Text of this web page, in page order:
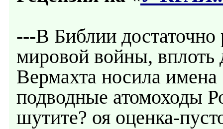
---В Библии
мировой войны, вплоть
Вермахта носила
подводные атомоходы
шутите? оя оценка-